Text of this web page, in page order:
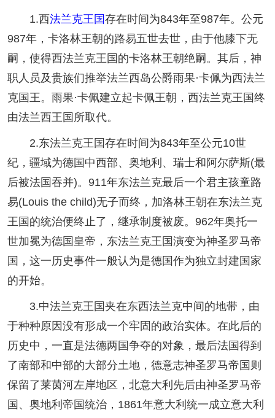
1.西法兰克王国存在时间为843年至987年。公元
987年，卡洛林王朝的路易五世去世，由于他膝下无
嗣，使得西法兰克王国的卡洛林王朝绝嗣。其后，神
职人员及贵族们推举法兰西岛公爵雨果·卡佩为西法兰
克国王。雨果·卡佩建立起卡佩王朝，西法兰克王国终
由法兰西王国所取代。
2.东法兰克王国存在时间为843年至公元10世
纪，疆域为德国中西部、奥地利、瑞士和阿尔萨斯(最
后被法国吞并)。911年东法兰克最后一个君主孩童路
易(Louis the child)无子而终，加洛林王朝在东法兰克
王国的统治便终止了，继承制度被废。962年奥托一
世加冕为德国皇帝，东法兰克王国演变为神圣罗马帝
国，这一历史事件一般认为是德国作为独立封建国家
的开始。
3.中法兰克王国夹在东西法兰克中间的地带，由
于种种原因没有形成一个牢固的政治实体。在此后的
历史中，一直是法德两国争夺的对象，最后法国得到
了南部和中部的大部分土地，德意志神圣罗马帝国则
保留了莱茵河左岸地区，北意大利先后由神圣罗马帝
国、奥地利帝国统治，1861年意大利统一成立意大利